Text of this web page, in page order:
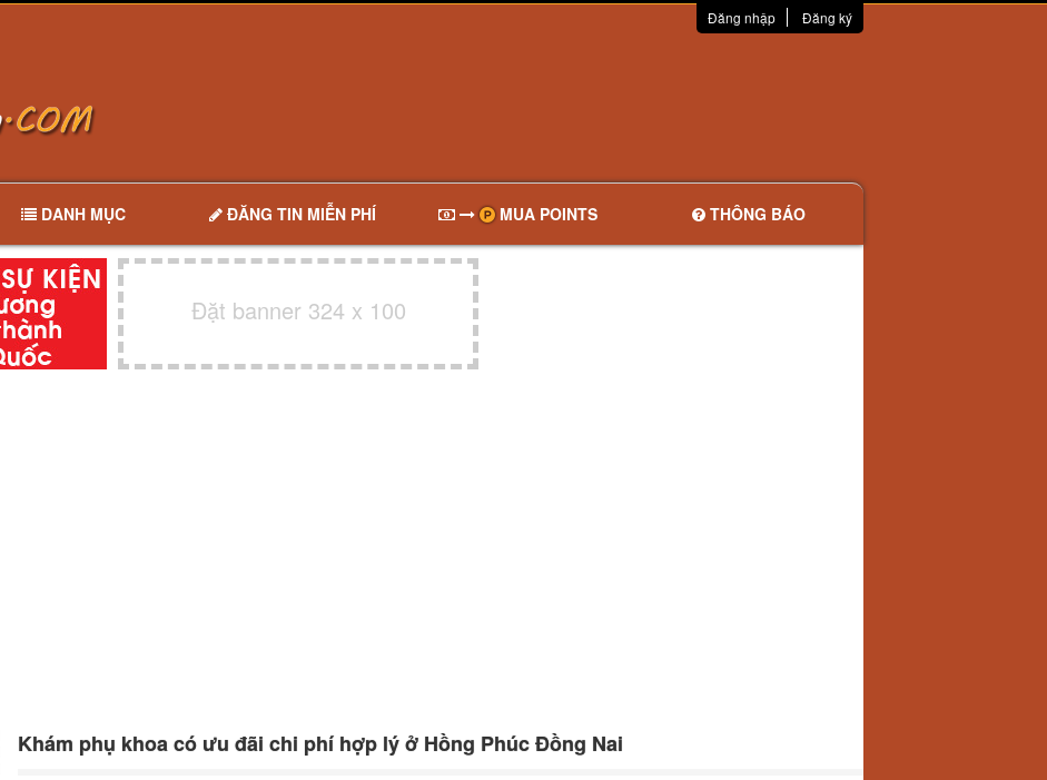
Đăng nhập Đăng ký
DANH MỤC ĐĂNG TIN MIỄN PHÍ MUA POINTS THÔNG BÁO
Đặt banner 324 x 100
Khám phụ khoa có ưu đãi chi phí hợp lý ở Hồng Phúc Đồng Nai